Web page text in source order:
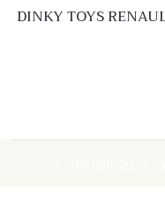
DINKY TOYS
MADE